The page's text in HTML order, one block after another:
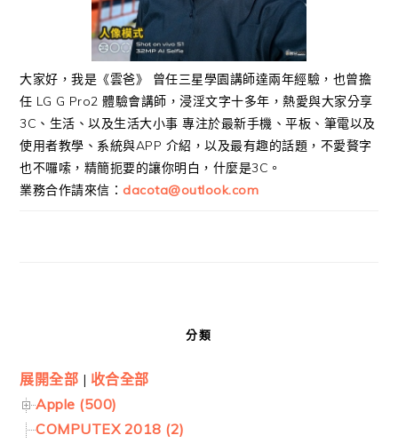
大家好，我是《雲爸》 曾任三星學園講師達兩年經驗，也曾擔
任 LG G Pro2 體驗會講師，浸淫文字十多年，熱愛與大家分享
3C、生活、以及生活大小事 專注於最新手機、平板、筆電以及
使用者教學、系統與APP 介紹，以及最有趣的話題，不愛贅字
也不囉嗦，精簡扼要的讓你明白，什麼是3C。
業務合作請來信： dacota@outlook.com
分類
展開全部 | 收合全部
Apple (500)
COMPUTEX 2018 (2)